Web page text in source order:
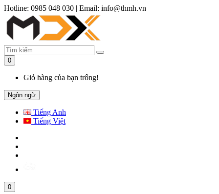
Hotline: 0985 048 030 | Email: info@thmh.vn
0
Giỏ hàng của bạn trống!
Ngôn ngữ
Tiếng Anh
Tiếng Việt
0